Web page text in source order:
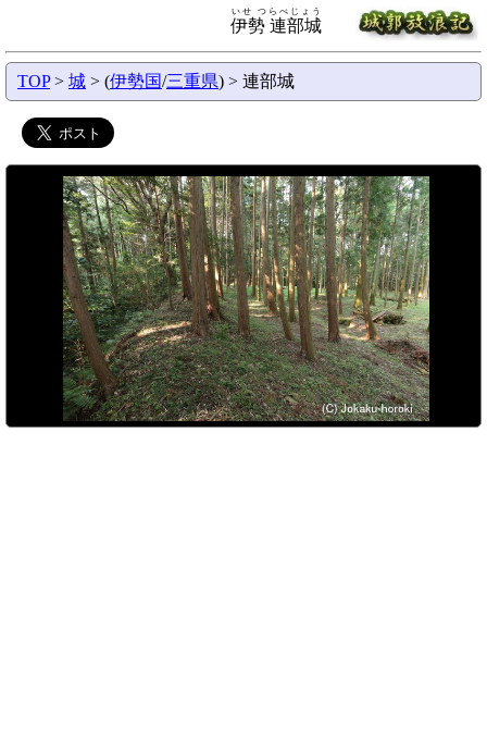
伊勢 連部城
いせ つらべじょう
TOP> 城 > (伊勢国/三重県) > 連部城